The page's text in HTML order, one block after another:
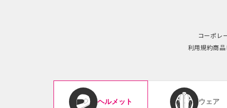
コーポレ
利用規約商
ヘルメット ウェア